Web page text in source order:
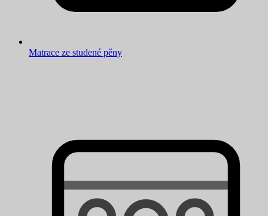
Matrace ze studené pěny